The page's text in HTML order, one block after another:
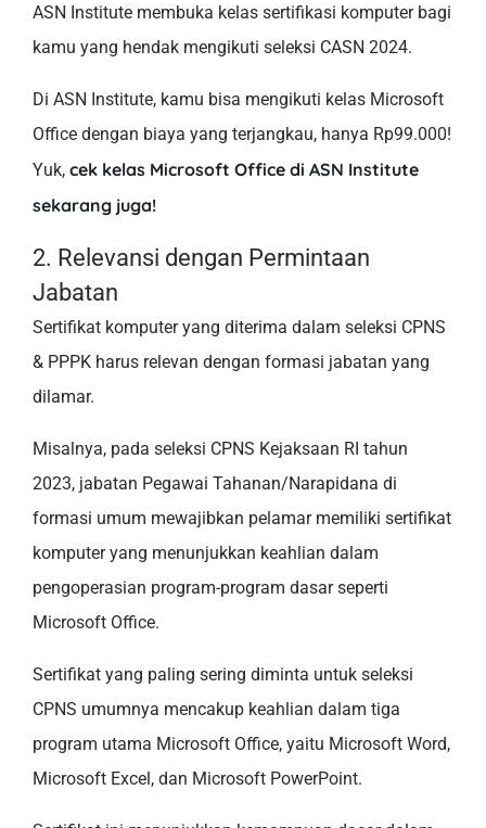
ASN Institute membuka kelas sertifikasi komputer bagi
kamu yang hendak mengikuti seleksi CASN 2024.
Di ASN Institute, kamu bisa mengikuti kelas Microsoft
Office dengan biaya yang terjangkau, hanya Rp99.000!
Yuk, cek kelas Microsoft Office di ASN Institute
sekarang juga!
2. Relevansi dengan Permintaan
Jabatan
Sertifikat komputer yang diterima dalam seleksi CPNS
& PPPK harus relevan dengan formasi jabatan yang
dilamar.
Misalnya, pada seleksi CPNS Kejaksaan RI tahun
2023, jabatan Pegawai Tahanan/Narapidana di
formasi umum mewajibkan pelamar memiliki sertifikat
komputer yang menunjukkan keahlian dalam
pengoperasian program-program dasar seperti
Microsoft Office.
Sertifikat yang paling sering diminta untuk seleksi
CPNS umumnya mencakup keahlian dalam tiga
program utama Microsoft Office, yaitu Microsoft Word,
Microsoft Excel, dan Microsoft PowerPoint.